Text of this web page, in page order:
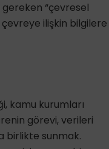
gereken “çevresel
çevreye ilişkin bilgilere
kamu kurumları
görevi, verileri
birlikte sunmak.